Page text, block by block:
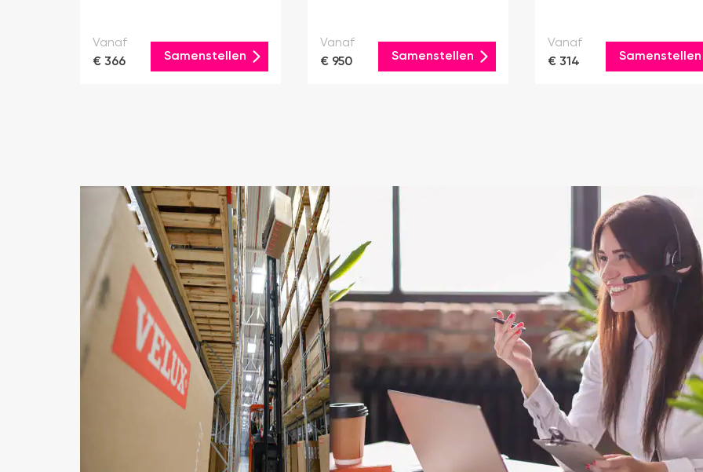
Vanaf
€ 366
Samenstellen
Vanaf
€ 950
Samenstellen
Vanaf
€ 314
Samenstellen